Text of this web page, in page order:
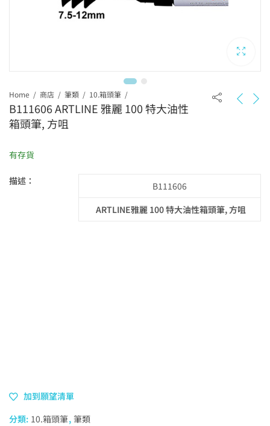
Home 商店 筆類 10.箱頭筆
B111606 ARTLINE 雅麗 100 特大油性
箱頭筆, 方咀
有存貨
描述：
B111606
ARTLINE雅麗 100 特大油性箱頭筆, 方咀
加到願望清單
分類: 10.箱頭筆, 筆類